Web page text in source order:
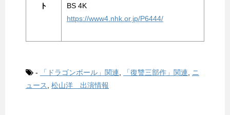
ト
BS 4K
https://www4.nhk.or.jp/P6444/
- 「ドラゴンボール」関連 「復讐三部作」関連
ニ
ュース
松山洋 出演情報